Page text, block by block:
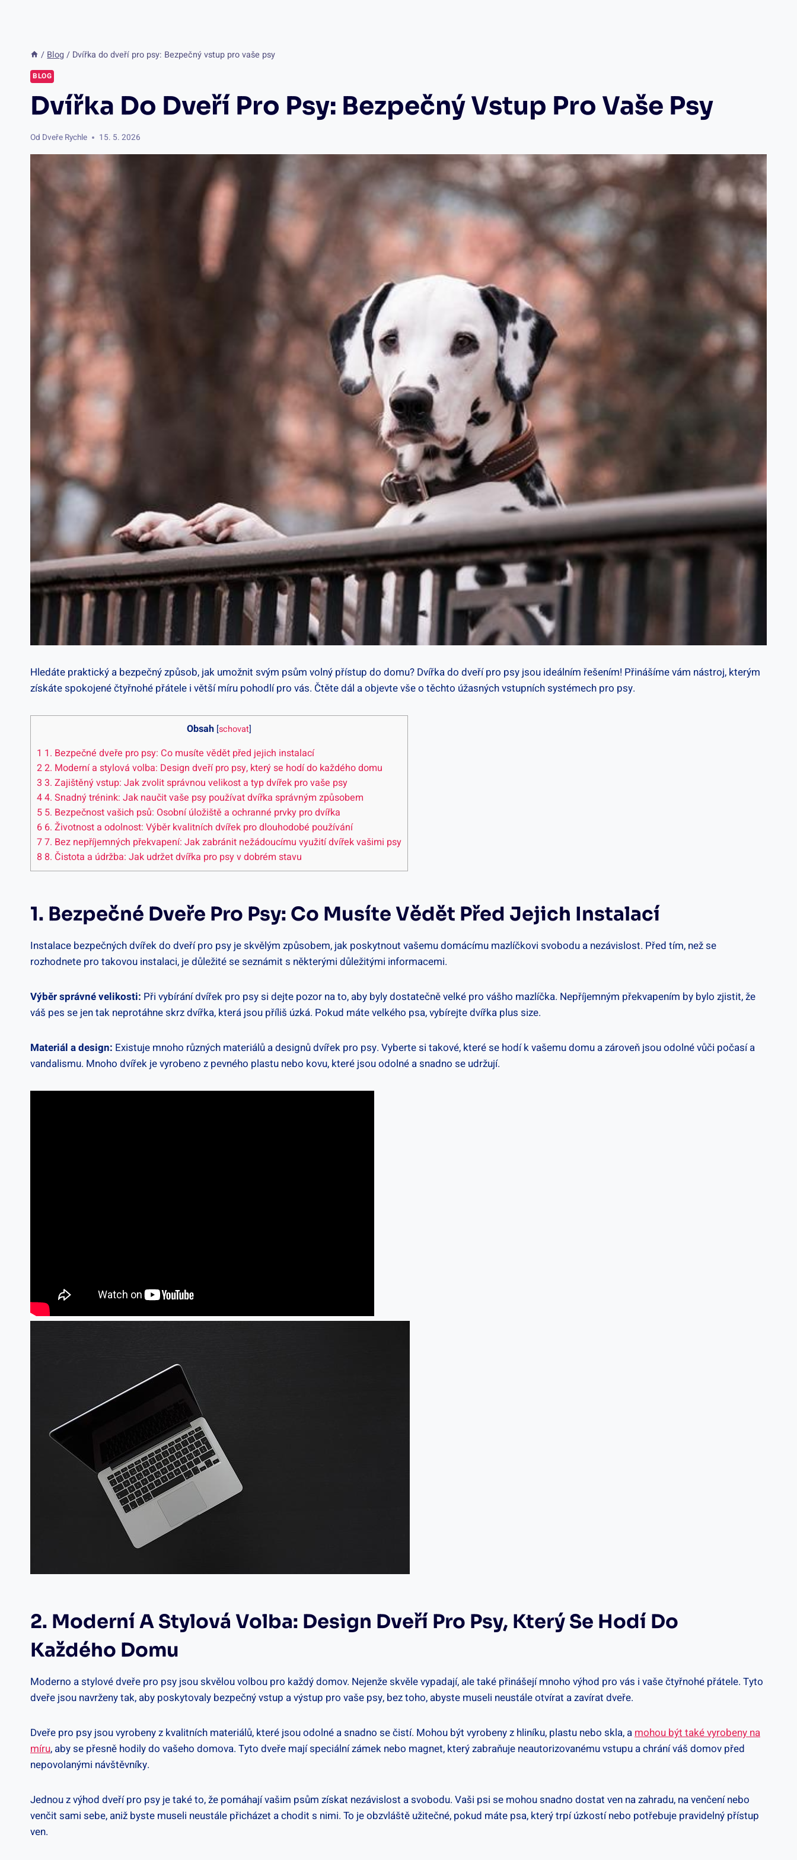
/ Blog / Dvířka do dveří pro psy: Bezpečný vstup pro vaše psy
BLOG
Dvířka Do Dveří Pro Psy: Bezpečný Vstup Pro Vaše Psy
Od Dveře Rychle 15. 5. 2026
Hledáte praktický a bezpečný způsob, jak umožnit svým psům volný přístup do domu? Dvířka do dveří pro psy jsou ideálním řešením! Přinášíme vám nástroj, kterým
získáte spokojené čtyřnohé přátele i větší míru pohodlí pro vás. Čtěte dál a objevte vše o těchto úžasných vstupních systémech pro psy.
Obsah [schovat]
1 1. Bezpečné dveře pro psy: Co musíte vědět před jejich instalací
22. Moderní a stylová volba: Design dveří pro psy, který se hodí do každého domu
3 3. Zajištěný vstup: Jak zvolit správnou velikost a typ dvířek pro vaše psy
44. Snadný trénink: Jak naučit vaše psy používat dvířka správným způsobem
5 5. Bezpečnost vašich psů: Osobní úložiště a ochranné prvky pro dvířka
6 6. Životnost a odolnost: Výběr kvalitních dvířek pro dlouhodobé používání
77. Bez nepříjemných překvapení: Jak zabránit nežádoucímu využití dvířek vašimi psy
8 8. Čistota a údržba: Jak udržet dvířka pro psy v dobrém stavu
1. Bezpečné Dveře Pro Psy: Co Musíte Vědět Před Jejich Instalací
Instalace bezpečných dvířek do dveří pro psy je skvělým způsobem, jak poskytnout vašemu domácímu mazlíčkovi svobodu a nezávislost. Před tím, než se
rozhodnete pro takovou instalaci, je důležité se seznámit s některými důležitými informacemi.
Výběr správné velikosti: Při vybírání dvířek pro psy si dejte pozor na to, aby byly dostatečně velké pro vášho mazlíčka. Nepříjemným překvapením by bylo zjistit, že
váš pes se jen tak neprotáhne skrz dvířka, která jsou příliš úzká. Pokud máte velkého psa, vybírejte dvířka plus size.
Materiál a design: Existuje mnoho různých materiálů a designů dvířek pro psy. Vyberte si takové, které se hodí k vašemu domu a zároveň jsou odolné vůči počasí a
vandalismu. Mnoho dvířek je vyrobeno z pevného plastu nebo kovu, které jsou odolné a snadno se udržují.
2. Moderní A Stylová Volba: Design Dveří Pro Psy, Který Se Hodí Do
Každého Domu
Moderno a stylové dveře pro psy jsou skvělou volbou pro každý domov. Nejenže skvěle vypadají, ale také přinášejí mnoho výhod pro vás i vaše čtyřnohé přátele. Tyto
dveře jsou navrženy tak, aby poskytovaly bezpečný vstup a výstup pro vaše psy, bez toho, abyste museli neustále otvírat a zavírat dveře.
Dveře pro psy jsou vyrobeny z kvalitních materiálů, které jsou odolné a snadno se čistí. Mohou být vyrobeny z hliníku, plastu nebo skla, amohou být také vyrobeny na
míru, aby se přesně hodily do vašeho domova. Tyto dveře mají speciální zámek nebo magnet, který zabraňuje neautorizovanému vstupu a chrání váš domov před
nepovolanými návštěvníky.
Jednou z výhod dveří pro psy je také to, že pomáhají vašim psům získat nezávislost a svobodu. Vaši psi se mohou snadno dostat ven na zahradu, na venčení nebo
venčit sami sebe, aniž byste museli neustále přicházet a chodit s nimi. To je obzvláště užitečné, pokud máte psa, který trpí úzkostí nebo potřebuje pravidelný přístup
ven.